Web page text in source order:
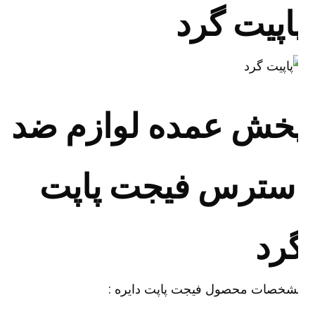
گرد
عمده لوازم ضد
فیجت پاپت
محصول فیجت پاپت دایره :